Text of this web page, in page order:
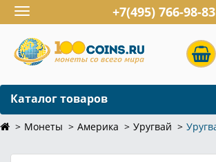
Toggle
navigation
+7(495) 766-98-83
Каталог товаров
Монеты Америка Уругвай